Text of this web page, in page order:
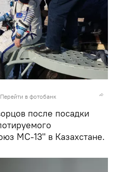
Перейти в фотобанк
после посадки
МС-13" в Казахстане.